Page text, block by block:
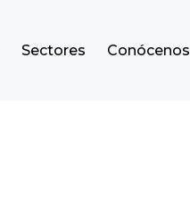
Sectores Conócenos